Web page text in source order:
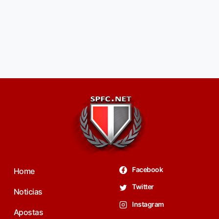
Home
Noticias
Apostas
Facebook
Twitter
Instagram